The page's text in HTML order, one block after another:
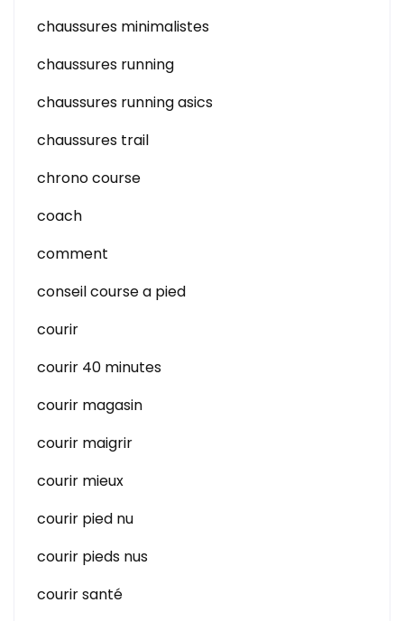
chaussures minimalistes
chaussures running
chaussures running asics
chaussures trail
chrono course
coach
comment
conseil course a pied
courir
courir 40 minutes
courir magasin
courir maigrir
courir mieux
courir pied nu
courir pieds nus
courir santé